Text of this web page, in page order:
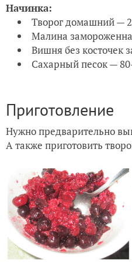
Начинка:
Творог домашний —
Малина
Вишня без косточек
Сахарный песок —
Приготовление
Нужно предварительно
А также приготовить